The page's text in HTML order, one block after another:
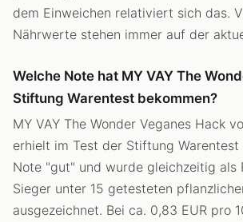
dem Einweichen relativiert sich das.
Nährwerte stehen immer auf der
Welche Note hat MY VAY The
Stiftung Warentest bekommen?
MY VAY The Wonder Veganes Hack
erhielt im Test der Stiftung
Note "gut" und wurde gleichzeitig als
Sieger unter 15 getesteten
ausgezeichnet. Bei ca. 0,83 EUR pro